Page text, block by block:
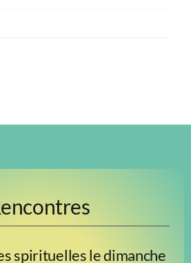
spirituelles le dimanche